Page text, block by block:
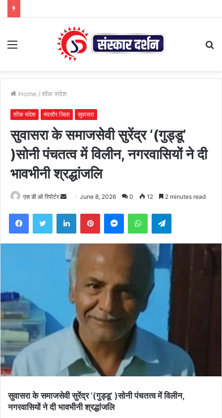
Menu
Home / शोंक संदेश
शोंक संदेश मंदसौर जिला सुवासरा
सुवासरा के समाजसेवी सुरेंद्र ‘(गुड्डू’
)सोनी पंचतत्व में विलीन, नगरवासियों ने दी
भावभीनी श्रद्धांजलि
एस डी ओ रिपोर्टर
Send June 8, 2026 0 12 2 minutes read
FacebookTwitter LinkedInPinterestMessengerWhatsAppTelegram
सुवासरा के समाजसेवी सुरेंद्र ‘(गुड्डू’ )सोनी पंचतत्व में विलीन,
नगरवासियों ने दी भावभीनी श्रद्धांजलि